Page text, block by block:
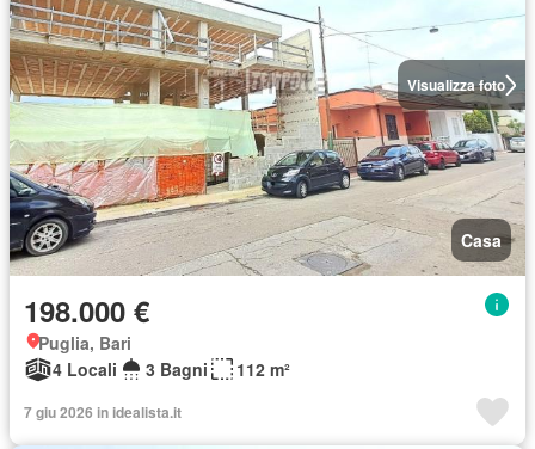
Visualizza foto
Casa
198.000 €
Puglia, Bari
4 Locali
3 Bagni 112 m²
7 giu 2026 in idealista.it